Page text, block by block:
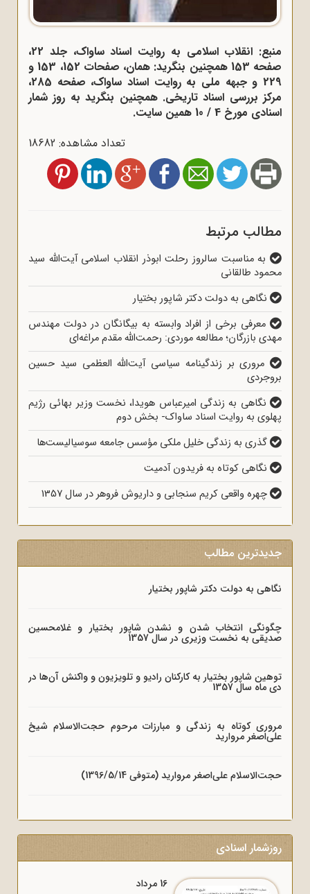
منبع: انقلاب اسلامی به روایت اسناد ساواک، جلد 22،
صفحه 153 همچنین بنگرید: همان، صفحات 152، 153 و
229 و جبهه ملی به روایت اسناد ساواک، صفحه 285،
مرکز بررسی اسناد تاریخی. همچنین بنگرید به روز شمار
اسنادی مورخ 4 / 10 همین سایت.
تعداد مشاهده: 18682
مطالب مرتبط
به مناسبت سالروز رحلت ابوذر انقلاب اسلامی آیت‌الله سید
محمود طالقانی
نگاهی به دولت دکتر شاپور بختیار
معرفی برخی از افراد وابسته به بیگانگان در دولت مهندس
مهدی بازرگان؛ مطالعه موردی: رحمت‌الله مقدم ‌مراغه‌ای
مروری بر زندگینامه سیاسی آیت‌الله العظمی سید حسین
بروجردی
نگاهی به زندگی امیرعباس هویدا، نخست وزیر بهائی رژیم
پهلوی به روایت اسناد ساواک- بخش دوم
گذری به زندگی خلیل ملکی مؤسس جامعه سوسیالیست‎‌ها
نگاهی کوتاه به فریدون آدمیت
چهره واقعی کریم سنجابی و داریوش فروهر در سال 1357
جدیدترین مطالب
نگاهی به دولت دکتر شاپور بختیار
چگونگی انتخاب شدن و نشدن شاپور بختیار و غلامحسین
صدیقی به نخست وزیری در سال 1357
توهین شاپور بختیار به کارکنان رادیو و تلویزیون و واکنش آن‌ها در
دی ماه سال 1357
مروری کوتاه به زندگی و مبارزات مرحوم حجت‌الاسلام شیخ
علی‌اصغر مروارید
حجت‌الاسلام علی‌اصغر مروارید (متوفی 1396/5/14)
روزشمار اسنادی
16 مرداد